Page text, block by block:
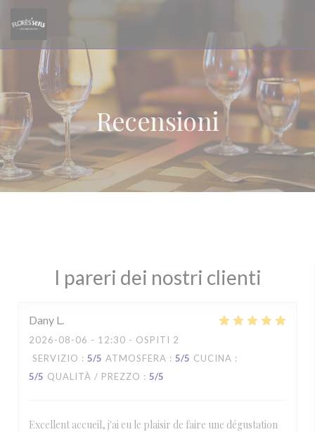
Recensioni
I pareri dei nostri clienti
Dany L
2026-08-06 - 12:30 - OSPITI 2
SERVIZIO : 5/5 ATMOSFERA : 5/5 CUCINA :
5/5 QUALITÀ / PREZZO : 5/5
Excellent accueil, j'ai eu le plaisir de faire une dégustation